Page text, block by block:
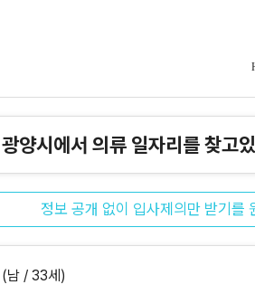
양시에서 의류 일자리를 찾고
정보 공개 없이 입사제의만 받기를
(남 / 33세)